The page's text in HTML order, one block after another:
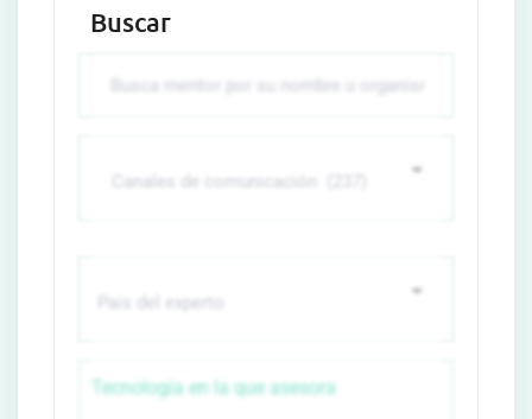
Buscar
Tecnología en la que asesora